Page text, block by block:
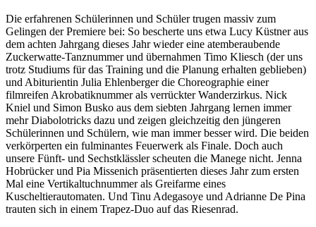
Die erfahrenen Schülerinnen und Schüler trugen massiv zum
Gelingen der Premiere bei: So bescherte uns etwa Lucy Küstner aus
dem achten Jahrgang dieses Jahr wieder eine atemberaubende
Zuckerwatte-Tanznummer und übernahmen Timo Kliesch (der uns
trotz Studiums für das Training und die Planung erhalten geblieben)
und Abiturientin Julia Ehlenberger die Choreographie einer
filmreifen Akrobatiknummer als verrückter Wanderzirkus. Nick
Kniel und Simon Busko aus dem siebten Jahrgang lernen immer
mehr Diabolotricks dazu und zeigen gleichzeitig den jüngeren
Schülerinnen und Schülern, wie man immer besser wird. Die beiden
verkörperten ein fulminantes Feuerwerk als Finale. Doch auch
unsere Fünft- und Sechstklässler scheuten die Manege nicht. Jenna
Hobrücker und Pia Missenich präsentierten dieses Jahr zum ersten
Mal eine Vertikaltuchnummer als Greifarme eines
Kuscheltierautomaten. Und Tinu Adegasoye und Adrianne De Pina
trauten sich in einem Trapez-Duo auf das Riesenrad.